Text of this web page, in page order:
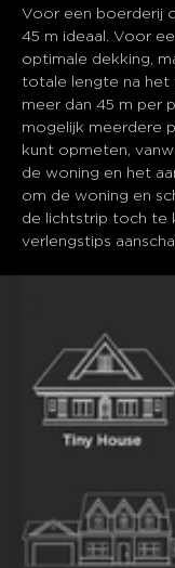
Voor een boerderij
45 m ideaal. Voor
optimale dekking,
totale lengte na het
meer dan 45 m per
mogelijk meerdere
kunt opmeten,
de woning en het
om de woning en
de lichtstrip toch te
verlengstips